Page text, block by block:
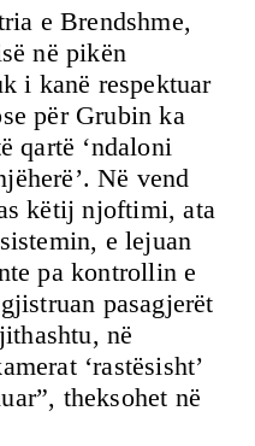
e Brendshme,
në pikën
i kanë respektuar
për Grubin ka
qartë ‘ndaloni
Në vend
këtij njoftimi, ata
e lejuan
pa kontrollin e
pasagjerët
në
‘rastësisht’
theksohet në